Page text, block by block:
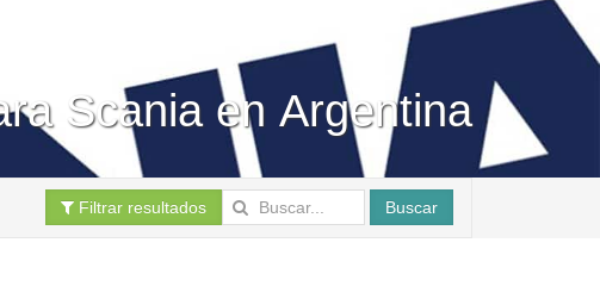
Scania en Argentina
Filtrar resultados Buscar